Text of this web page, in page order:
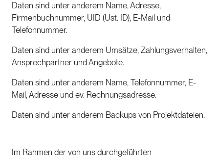
Daten sind unter anderem Name, Adresse,
Firmenbuchnummer, UID (Ust. ID), E-Mail und
Telefonnummer.
Daten sind unter anderem Umsätze, Zahlungsverhalten,
Ansprechpartner und Angebote.
Daten sind unter anderem Name, Telefonnummer, E-
Mail, Adresse und ev. Rechnungsadresse.
Daten sind unter anderem Backups von Projektdateien.
Im Rahmen der von uns durchgeführten